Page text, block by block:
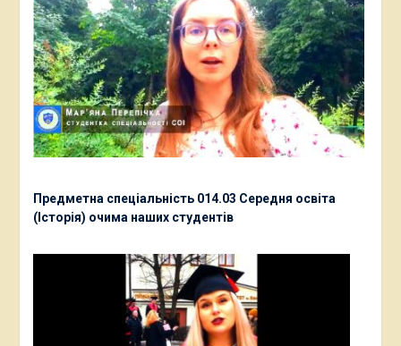
Предметна спеціальність 014.03 Середня освіта
(Історія) очима наших студентів